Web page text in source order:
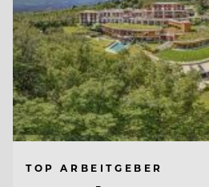
TOP ARBEITGEBER